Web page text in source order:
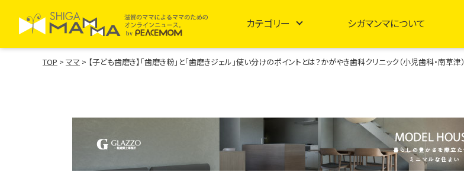
カテゴリー シガマンマについて
TOP > ママ > 【子ども歯磨き】「歯磨き粉」と「歯磨きジェル」使い分けのポイントとは？かがやき歯科クリニック（小児歯科・南草津）